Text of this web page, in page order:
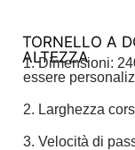
TORNELLO A
ALTEZZA
1. Dimensioni:
essere
2. Larghezza
3. Velocità di